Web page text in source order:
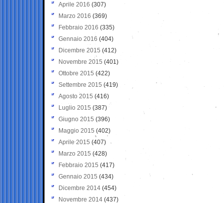
Aprile 2016 (307)
Marzo 2016 (369)
Febbraio 2016 (335)
Gennaio 2016 (404)
Dicembre 2015 (412)
Novembre 2015 (401)
Ottobre 2015 (422)
Settembre 2015 (419)
Agosto 2015 (416)
Luglio 2015 (387)
Giugno 2015 (396)
Maggio 2015 (402)
Aprile 2015 (407)
Marzo 2015 (428)
Febbraio 2015 (417)
Gennaio 2015 (434)
Dicembre 2014 (454)
Novembre 2014 (437)